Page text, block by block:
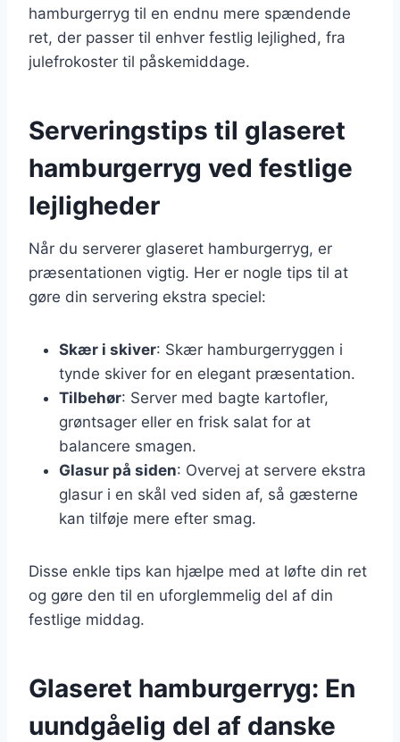
hamburgerryg til en endnu mere spændende
ret, der passer til enhver festlig lejlighed, fra
julefrokoster til påskemiddage.
Serveringstips til glaseret
hamburgerryg ved festlige
lejligheder
Når du serverer glaseret hamburgerryg, er
præsentationen vigtig. Her er nogle tips til at
gøre din servering ekstra speciel:
Skær i skiver: Skær hamburgerryggen i
tynde skiver for en elegant præsentation.
Tilbehør: Server med bagte kartofler,
grøntsager eller en frisk salat for at
balancere smagen.
Glasur på siden: Overvej at servere ekstra
glasur i en skål ved siden af, så gæsterne
kan tilføje mere efter smag.
Disse enkle tips kan hjælpe med at løfte din ret
og gøre den til en uforglemmelig del af din
festlige middag.
Glaseret hamburgerryg: En
uundgåelig del af danske